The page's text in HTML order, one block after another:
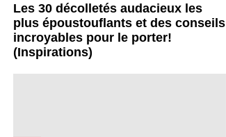
Les 30 décolletés audacieux les
plus époustouflants et des conseils
incroyables pour le porter!
(Inspirations)